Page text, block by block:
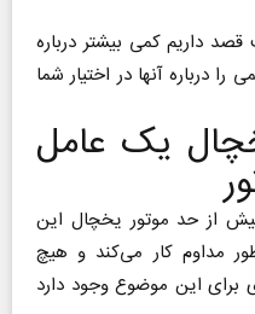
داریم کمی بیشتر درباره
درباره آنها در اختیار شما
یک عامل
از حد موتور یخچال این
مداوم کار می‌کند و هیچ
برای این موضوع وجود دارد